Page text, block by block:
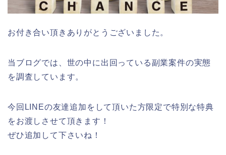
お付き合い頂きありがとうございました。
当ブログでは、世の中に出回っている副業案件の実態
を調査しています。
今回LINEの友達追加をして頂いた方限定で特別な特典
をお渡しさせて頂きます！
ぜひ追加して下さいね！